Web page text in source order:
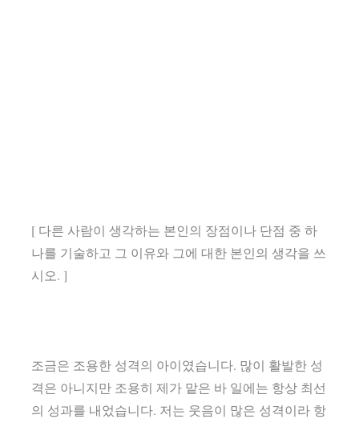
[ 다른 사람이 생각하는 본인의 장점이나 단점 중 하
나를 기술하고 그 이유와 그에 대한 본인의 생각을 쓰
시오. ]
조금은 조용한 성격의 아이였습니다. 많이 활발한 성
격은 아니지만 조용히 제가 맡은 바 일에는 항상 최선
의 성과를 내었습니다. 저는 웃음이 많은 성격이라 항